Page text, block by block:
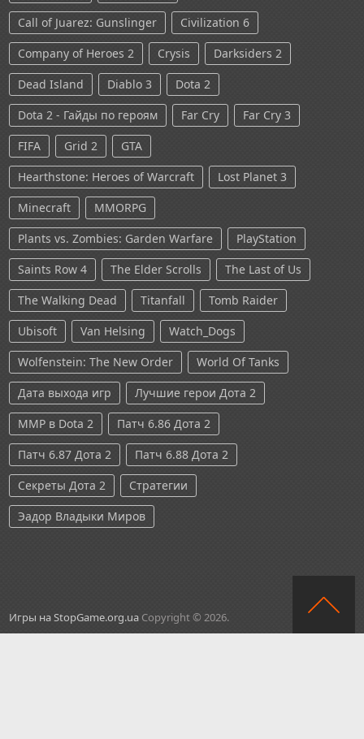
Call of Juarez: Gunslinger
Civilization 6
Company of Heroes 2
Crysis
Darksiders 2
Dead Island
Diablo 3
Dota 2
Dota 2 - Гайды по героям
Far Cry
Far Cry 3
FIFA
Grid 2
GTA
Hearthstone: Heroes of Warcraft
Lost Planet 3
Minecraft
MMORPG
Plants vs. Zombies: Garden Warfare
PlayStation
Saints Row 4
The Elder Scrolls
The Last of Us
The Walking Dead
Titanfall
Tomb Raider
Ubisoft
Van Helsing
Watch_Dogs
Wolfenstein: The New Order
World Of Tanks
Дата выхода игр
Лучшие герои Дота 2
ММР в Dota 2
Патч 6.86 Дота 2
Патч 6.87 Дота 2
Патч 6.88 Дота 2
Секреты Дота 2
Стратегии
Эадор Владыки Миров
Игры на StopGame.org.ua Copyright © 2026.